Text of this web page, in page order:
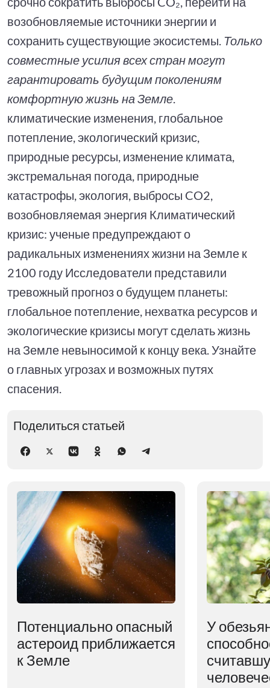
возобновляемые источники энергии и
сохранить существующие экосистемы. Только
совместные усилия всех стран могут
гарантировать будущим поколениям
комфортную жизнь на Земле
климатические изменения, глобальное
потепление, экологический кризис,
природные ресурсы, изменение климата,
экстремальная погода, природные
катастрофы, экология, выбросы CO2,
возобновляемая энергия Климатический
кризис: ученые предупреждают о
радикальных изменениях жизни на Земле к
2100 году Исследователи представили
тревожный прогноз о будущем планеты:
глобальное потепление, нехватка ресурсов и
экологические кризисы могут сделать жизнь
на Земле невыносимой к концу века. Узнайте
о главных угрозах и возможных путях
спасения.
Поделиться статьей
Потенциально опасный
астероид приближается
к Земле
У